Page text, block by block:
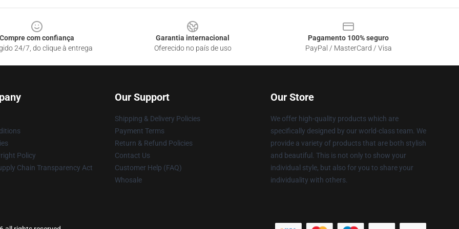
Compre com confiança
24/7, do clique à entrega
Garantia internacional
Oferecido no país de uso
Pagamento 100% seguro
PayPal / MasterCard / Visa
Policy
Chain Transparency Act
Our Support
Shipping & Delivery Policies
Payment Terms
Return & Refund Policies
Contact Us
Customer Help (FAQ)
Whosale
Our Store
We offer high-quality products which are
specifically designed by our world-class team. We
provide a variety of products that are both stylish
and beautiful. This is not only to show your
individual style, but also for you to share your
individuality with others.